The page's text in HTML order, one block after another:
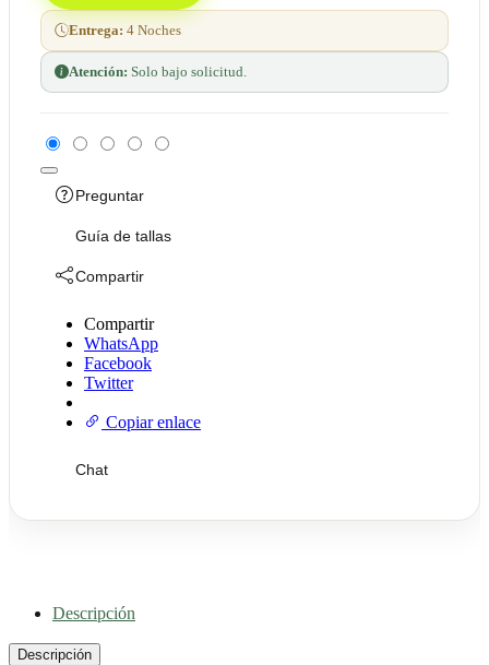
Entrega: 4 Noches
Atención: Solo bajo solicitud.
Preguntar
Guía de tallas
Compartir
Compartir
WhatsApp
Facebook
Twitter
Copiar enlace
Chat
Descripción
Descripción